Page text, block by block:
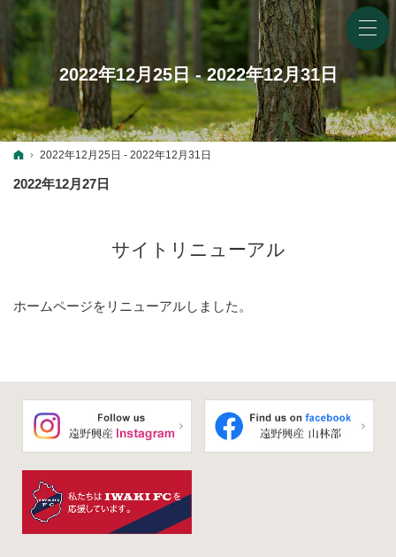
2022年12月25日 - 2022年12月31日
ホーム
2022年12月25日 - 2022年12月31日
2022年12月27日
サイトリニューアル
ホームページをリニューアルしました。